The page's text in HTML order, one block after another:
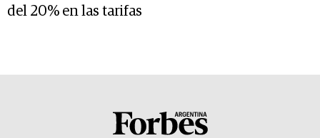
del 20% en las tarifas